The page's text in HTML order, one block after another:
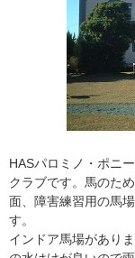
HASパロミノ・ポニ
クラブです。馬のた
面、障害練習用の馬
す。
インドア馬場があり